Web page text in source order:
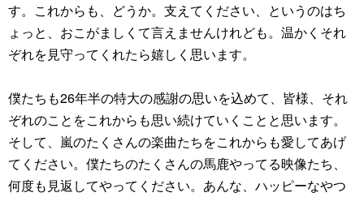
す。これからも、どうか。支えてください、というのはち
ょっと、おこがましくて言えませんけれども。温かくそれ
ぞれを見守ってくれたら嬉しく思います。
僕たちも26年半の特大の感謝の思いを込めて、皆様、それ
ぞれのことをこれからも思い続けていくことと思います。
そして、嵐のたくさんの楽曲たちをこれからも愛してあげ
てください。僕たちのたくさんの馬鹿やってる映像たち、
何度も見返してやってください。あんな、ハッピーなやつ